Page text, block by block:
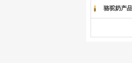
骆驼奶产